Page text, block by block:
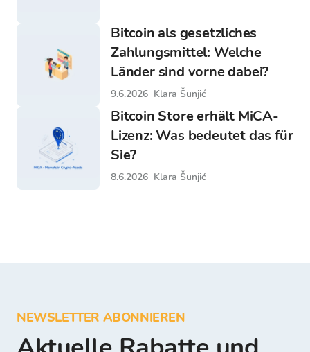
Bitcoin als gesetzliches
Zahlungsmittel: Welche
Länder sind vorne dabei?
9.6.2026 Klara Šunjić
Bitcoin Store erhält MiCA-
Lizenz: Was bedeutet das für
Sie?
8.6.2026 Klara Šunjić
NEWSLETTER ABONNIEREN